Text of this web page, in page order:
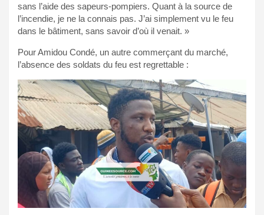
sans l’aide des sapeurs-pompiers. Quant à la source de
l’incendie, je ne la connais pas. J’ai simplement vu le feu
dans le bâtiment, sans savoir d’où il venait. »
Pour Amidou Condé, un autre commerçant du marché,
l’absence des soldats du feu est regrettable :